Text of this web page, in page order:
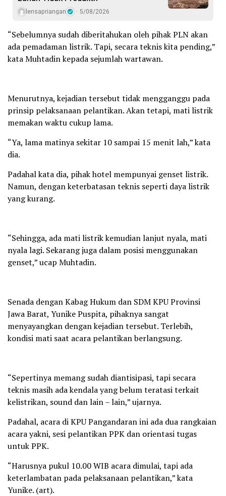
lensapriangan 5/08/2026
“Sebelumnya sudah diberitahukan oleh pihak PLN akan
ada pemadaman listrik. Tapi, secara teknis kita pending,”
kata Muhtadin kepada sejumlah wartawan.
Menurutnya, kejadian tersebut tidak mengganggu pada
prinsip pelaksanaan pelantikan. Akan tetapi, mati listrik
memakan waktu cukup lama.
“Ya, lama matinya sekitar 10 sampai 15 menit lah,” kata
dia.
Padahal kata dia, pihak hotel mempunyai genset listrik.
Namun, dengan keterbatasan teknis seperti daya listrik
yang kurang.
“Sehingga, ada mati listrik kemudian lanjut nyala, mati
nyala lagi. Sekarang juga dalam posisi menggunakan
genset,” ucap Muhtadin.
Senada dengan Kabag Hukum dan SDM KPU Provinsi
Jawa Barat, Yunike Puspita, pihaknya sangat
menyayangkan dengan kejadian tersebut. Terlebih,
kondisi mati saat acara pelantikan berlangsung.
“Sepertinya memang sudah diantisipasi, tapi secara
teknis masih ada kendala yang belum teratasi terkait
kelistrikan, sound dan lain – lain,” ujarnya.
Padahal, acara di KPU Pangandaran ini ada dua rangkaian
acara yakni, sesi pelantikan PPK dan orientasi tugas
untuk PPK.
“Harusnya pukul 10.00 WIB acara dimulai, tapi ada
keterlambatan pada pelaksanaan pelantikan,” kata
Yunike. (art).